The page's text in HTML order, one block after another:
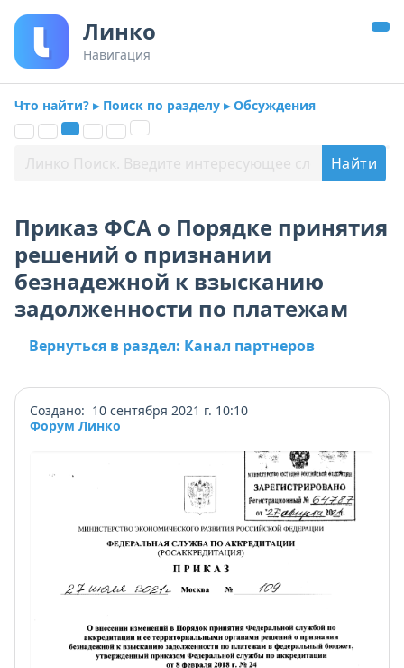
Линко
Навигация
Что найти? ▸ Поиск по разделу ▸ Обсуждения
Приказ ФСА о Порядке принятия
решений о признании
безнадежной к взысканию
задолженности по платежам
Вернуться в раздел: Канал партнеров
Создано: 10 сентября 2021 г. 10:10
Форум Линко